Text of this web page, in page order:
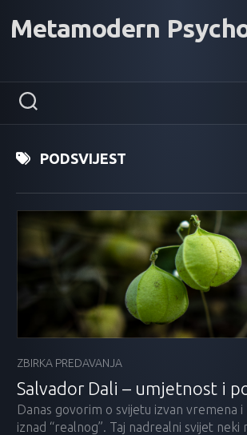
Metamodern
PODSVIJEST
ZBIRKA PREDAVANJA
Salvador Dali – umjetnost i
Danas govorim o svijetu izvan vremena
iznad “realnog”. Taj nadrealni svijet neki